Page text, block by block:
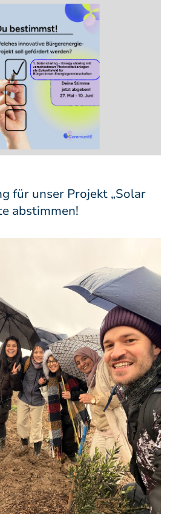
für unser Projekt „Solar
abstimmen!